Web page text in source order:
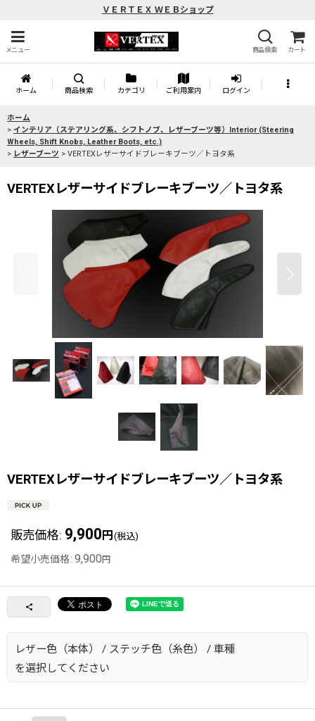
ＶＥＲＴＥＸ ＷＥＢショップ
メニュー 商品検索 カート
ホーム 商品検索 カテゴリ ご利用案内 ログイン
ホーム
> インテリア（ステアリング系、シフトノブ、レザーブーツ等）Interior (Steering
Wheels, Shift Knobs, Leather Boots, etc.)
> レザーブーツ > VERTEXレザーサイドブレーキブーツ／トヨタ系
VERTEXレザーサイドブレーキブーツ／トヨタ系
VERTEXレザーサイドブレーキブーツ／トヨタ系
販売価格: 9,900 円 (税込)
希望小売価格: 9,900 円
レザー色（本体） / ステッチ色（糸色） / 車種
を選択してください